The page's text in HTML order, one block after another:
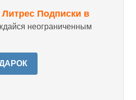
Подписки в
неограниченным